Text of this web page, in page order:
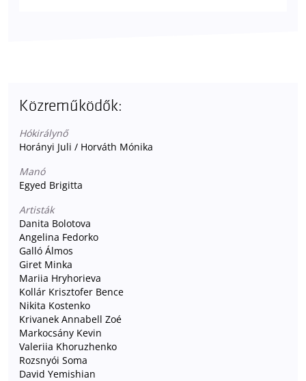
Közreműködők:
Hókirálynő
Horányi Juli / Horváth Mónika
Manó
Egyed Brigitta
Artisták
Danita Bolotova
Angelina Fedorko
Galló Álmos
Giret Minka
Mariia Hryhorieva
Kollár Krisztofer Bence
Nikita Kostenko
Krivanek Annabell Zoé
Markocsány Kevin
Valeriia Khoruzhenko
Rozsnyói Soma
David Yemishian